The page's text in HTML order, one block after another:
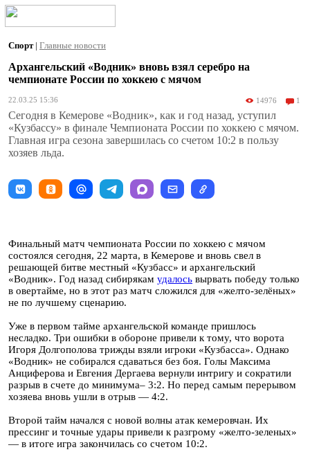
Спорт | Главные новости
Архангельский «Водник» вновь взял серебро на
чемпионате России по хоккею с мячом
22.03.25 15:36 14976 1
Сегодня в Кемерове «Водник», как и год назад, уступил
«Кузбассу» в финале Чемпионата России по хоккею с мячом.
Главная игра сезона завершилась со счетом 10:2 в пользу
хозяев льда.
Финальный матч чемпионата России по хоккею с мячом
состоялся сегодня, 22 марта, в Кемерове и вновь свел в
решающей битве местный «Кузбасс» и архангельский
«Водник». Год назад сибирякам удалось вырвать победу только
в овертайме, но в этот раз матч сложился для «желто-зелёных»
не по лучшему сценарию.
Уже в первом тайме архангельской команде пришлось
несладко. Три ошибки в обороне привели к тому, что ворота
Игоря Долгополова трижды взяли игроки «Кузбасса». Однако
«Водник» не собирался сдаваться без боя. Голы Максима
Анциферова и Евгения Дергаева вернули интригу и сократили
разрыв в счете до минимума– 3:2. Но перед самым перерывом
хозяева вновь ушли в отрыв — 4:2.
Второй тайм начался с новой волны атак кемеровчан. Их
прессинг и точные удары привели к разгрому «желто-зеленых»
— в итоге игра закончилась со счетом 10:2.